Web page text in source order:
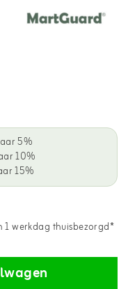
5%
10%
15%
1 werkdag thuisbezorgd*